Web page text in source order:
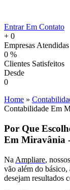
Entrar Em Contato
+ 0
Empresas Atendidas
0 %
Clientes Satisfeitos
Desde
0
Home »
Contabilidade Em
Por Que
Em Miravânia
Na Ampliare,
vão além do básico,
desejam resultados